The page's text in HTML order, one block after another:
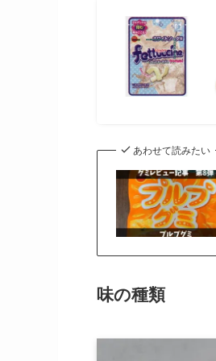
あわせて読みたい
味の種類